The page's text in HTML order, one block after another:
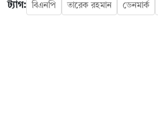
ট্যাগ: বিএনপি তারেক রহমান ডেনমার্ক